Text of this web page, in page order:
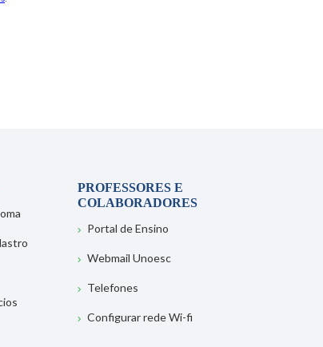
PROFESSORES E
COLABORADORES
Portal de Ensino
Webmail Unoesc
Telefones
Configurar rede Wi-fi